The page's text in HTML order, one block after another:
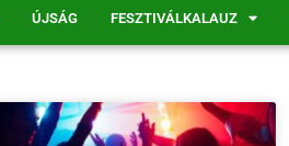
ÚJSÁG FESZTIVÁLKALAUZ